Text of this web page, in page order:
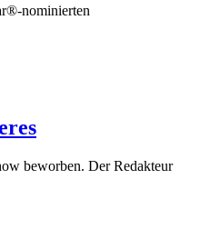
nominierten
beworben. Der Redakteur